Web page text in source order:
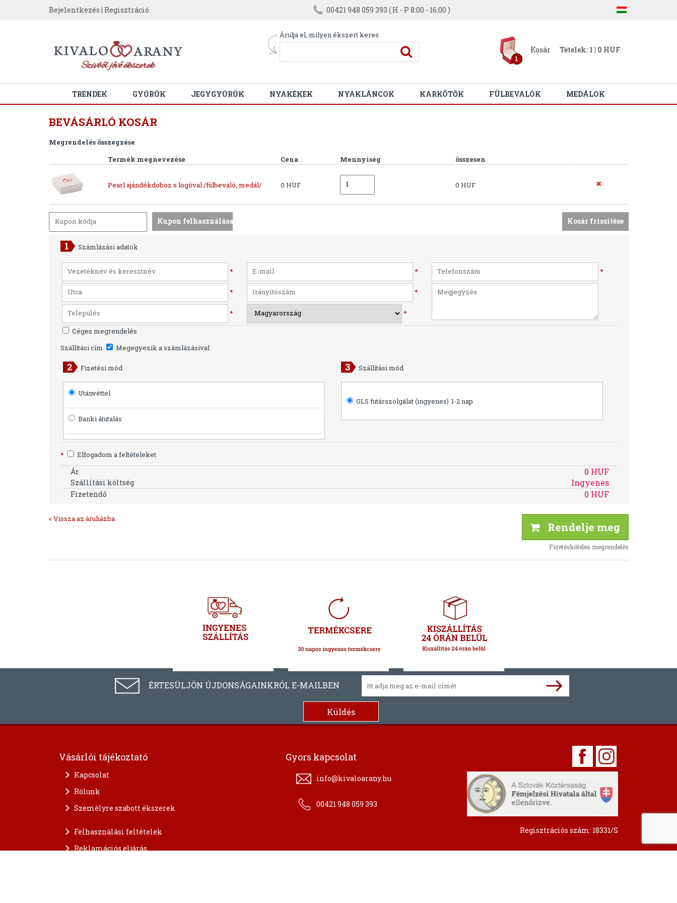
Bejelentkezés | Regisztráció 00421 948 059 393 ( H - P 8:00 - 16:00 )
Árulja el, milyen ékszert keres
1
Kosár Tételek: 1 | 0 HUF
TRENDEK GYŰRŰK JEGYGYŰRŰK NYAKÉKEK NYAKLÁNCOK KARKÖTŐK FÜLBEVALÓK MEDÁLOK
BEVÁSÁRLÓ KOSÁR
Megrendelés összegzése
Termék megnevezése
Cena Mennyiség összesen
Pearl ajándékdoboz s logóval /fülbevaló, medál/ 0 HUF 0 HUF
Számlázási adatok
* * *
* *
*
*
Céges megrendelés
Szállítási cím
Megegyezik a számlázásival
Fizetési mód
Utánvéttel
Banki átutalás
Szállítási mód
GLS futárszolgálat (ingyenes) 1-2 nap
* Elfogadom a feltételeket
Ár 0 HUF
Szállítási költség Ingyenes
Fizetendő 0 HUF
« Vissza az áruházba
Rendelje meg
Fizetésköteles megrendelés
ÉRTESÜLJÖN ÚJDONSÁGAINKRÓL E-MAILBEN
Vásárlói tájékoztató
Kapcsolat
Rólunk
Személyre szabott ékszerek
Felhasználási feltételek
Reklamációs eljárás
Gyors kapcsolat
info@kivaloarany.hu
00421 948 059 393
Regisztrációs szám: 18331/S